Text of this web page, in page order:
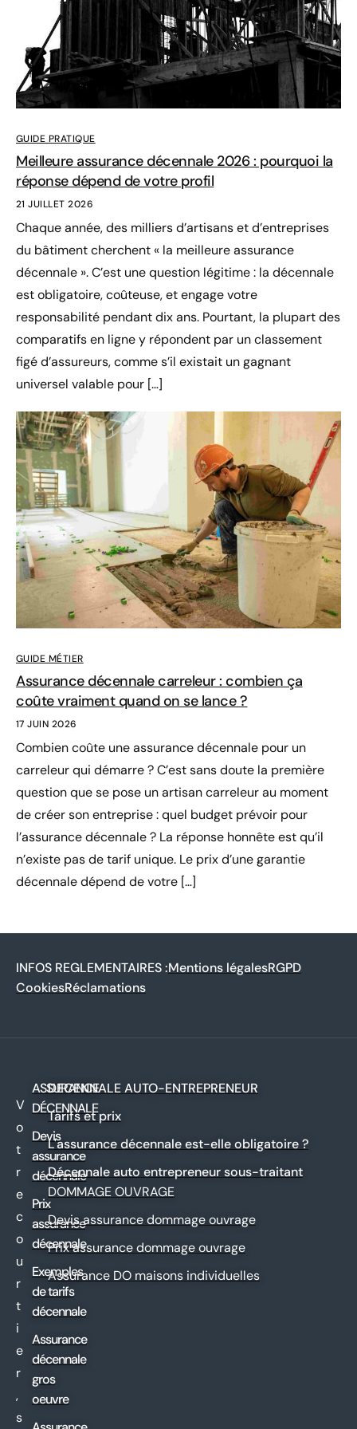
GUIDE PRATIQUE
Meilleure assurance décennale 2026 : pourquoi la
réponse dépend de votre profil
21 JUILLET 2026
Chaque année, des milliers d’artisans et d’entreprises
du bâtiment cherchent « la meilleure assurance
décennale ». C’est une question légitime : la décennale
est obligatoire, coûteuse, et engage votre
responsabilité pendant dix ans. Pourtant, la plupart des
comparatifs en ligne y répondent par un classement
figé d’assureurs, comme s’il existait un gagnant
universel valable pour […]
GUIDE MÉTIER
Assurance décennale carreleur : combien ça
coûte vraiment quand on se lance ?
17 JUIN 2026
Combien coûte une assurance décennale pour un
carreleur qui démarre ? C’est sans doute la première
question que se pose un artisan carreleur au moment
de créer son entreprise : quel budget prévoir pour
l’assurance décennale ? La réponse honnête est qu’il
n’existe pas de tarif unique. Le prix d’une garantie
décennale dépend de votre […]
INFOS REGLEMENTAIRES :Mentions légalesRGPD
CookiesRéclamations
V
o
t
r
e
c
o
u
r
t
i
e
r
,
s
ASSURANCE
DÉCENNALE
Devis
assurance
décennale
Prix
assurance
décennale
Exemples
de tarifs
décennale
Assurance
décennale
gros
oeuvre
DECENNALE AUTO-ENTREPRENEUR
Tarifs et prix
L'assurance décennale est-elle obligatoire ?
Décennale auto entrepreneur sous-traitant
DOMMAGE OUVRAGE
Devis assurance dommage ouvrage
Prix assurance dommage ouvrage
Assurance DO maisons individuelles